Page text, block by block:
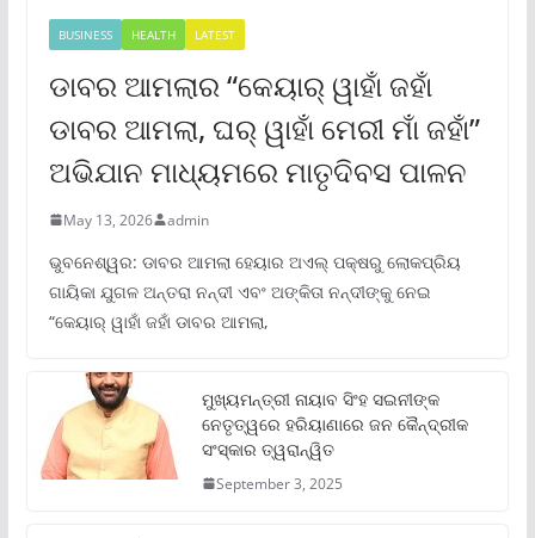
BUSINESS HEALTH LATEST
ଡାବର ଆମଲାର “କେୟାର୍ ୱାହାଁ ଜହାଁ
ଡାବର ଆମଲା, ଘର୍ ୱାହାଁ ମେରୀ ମାଁ ଜହାଁ”
ଅଭିଯାନ ମାଧ୍ୟମରେ ମାତୃଦିବସ ପାଳନ
May 13, 2026 admin
ଭୁବନେଶ୍ୱର: ଡାବର ଆମଲା ହେୟାର ଅଏଲ୍ ପକ୍ଷରୁ ଲୋକପ୍ରିୟ
ଗାୟିକା ଯୁଗଳ ଅନ୍ତରା ନନ୍ଦୀ ଏବଂ ଅଙ୍କିତା ନନ୍ଦୀଙ୍କୁ ନେଇ
“କେୟାର୍ ୱାହାଁ ଜହାଁ ଡାବର ଆମଲା,
ମୁଖ୍ୟମନ୍ତ୍ରୀ ନାୟାବ ସିଂହ ସଇନୀଙ୍କ
ନେତୃତ୍ୱରେ ହରିୟାଣାରେ ଜନ କୈନ୍ଦ୍ରୀକ
ସଂସ୍କାର ତ୍ୱରାନ୍ୱିତ
September 3, 2025